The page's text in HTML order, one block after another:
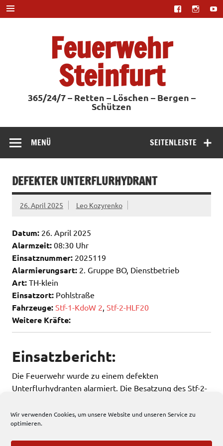
Wir verwenden Cookies, um unsere Website und unseren Service zu
optimieren.
Zum
Inhalt
springen
Feuerwehr
Steinfurt
365/24/7 – Retten – Löschen – Bergen –
Schützen
SEITENLEISTE
MENÜ
DEFEKTER UNTERFLURHYDRANT
26. April 2025 Leo Kozyrenko
Datum: 26. April 2025
Alarmzeit: 08:30 Uhr
Einsatznummer: 2025119
Alarmierungsart: 2. Gruppe BO, Dienstbetrieb
Art: TH-klein
Einsatzort: Pohlstraße
Fahrzeuge: Stf-1-KdoW 2 Stf-2-HLF20
Weitere Kräfte:
Einsatzbericht:
Die Feuerwehr wurde zu einem defekten
Unterflurhydranten alarmiert. Die Besatzung des Stf-2-
172 total views